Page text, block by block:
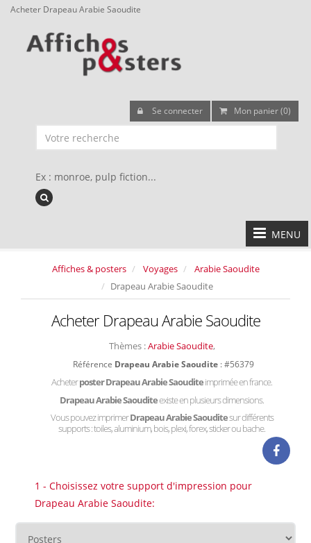
Acheter Drapeau Arabie Saoudite
Se connecter Mon panier (0)
Ex : monroe, pulp fiction...
MENU
Affiches & posters Voyages
Arabie Saoudite
Drapeau Arabie Saoudite
Acheter Drapeau Arabie Saoudite
Thèmes :Arabie Saoudite,
Référence Drapeau Arabie Saoudite : #56379
Acheterposter Drapeau Arabie Saouditeimprimée en france.
Drapeau Arabie Saouditeexiste en plusieurs dimensions.
Vous pouvez imprimerDrapeau Arabie Saouditesur différents
supports : toiles, aluminium, bois, plexi, forex, sticker ou bache.
1 - Choisissez votre support d'impression pour
Drapeau Arabie Saoudite: